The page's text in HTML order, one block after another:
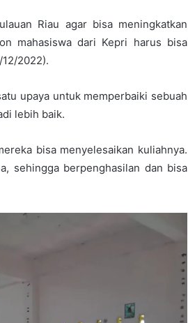
Riau agar bisa meningkatkan
mahasiswa dari Kepri harus bisa
12/2022).
upaya untuk memperbaiki sebuah
lebih baik.
bisa menyelesaikan kuliahnya.
sehingga berpenghasilan dan bisa